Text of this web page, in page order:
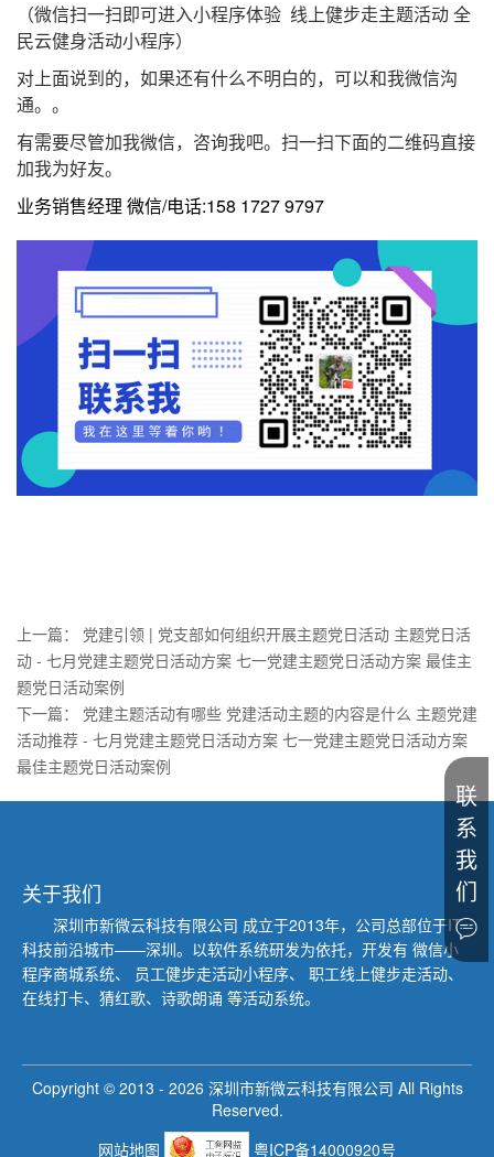
（微信扫一扫即可进入小程序体验 线上健步走主题活动 全
民云健身活动小程序）
对上面说到的，如果还有什么不明白的，可以和我微信沟
通。。
有需要尽管加我微信，咨询我吧。扫一扫下面的二维码直接
加我为好友。
业务销售经理 微信/电话:158 1727 9797
上一篇： 党建引领 | 党支部如何组织开展主题党日活动 主题党日活
动 - 七月党建主题党日活动方案 七一党建主题党日活动方案 最佳主
题党日活动案例
下一篇： 党建主题活动有哪些 党建活动主题的内容是什么 主题党建
活动推荐 - 七月党建主题党日活动方案 七一党建主题党日活动方案
最佳主题党日活动案例
联
系
我
们
关于我们
深圳市新微云科技有限公司 成立于2013年，公司总部位于IT
科技前沿城市——深圳。以软件系统研发为依托，开发有 微信小
程序商城系统、 员工健步走活动小程序、 职工线上健步走活动、
在线打卡、猜红歌、诗歌朗诵 等活动系统。
Copyright © 2013 - 2026 深圳市新微云科技有限公司 All Rights
Reserved.
网站地图
粤ICP备14000920号